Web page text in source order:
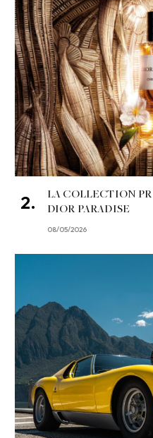
LA COLLECTION
DIOR PARADISE
08/05/2026